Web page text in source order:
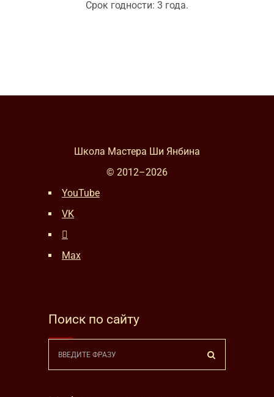
Срок годности: 3 года.
Школа Мастера Ши Янбина
© 2012–2026
YouTube
VK
Max
Поиск по сайту